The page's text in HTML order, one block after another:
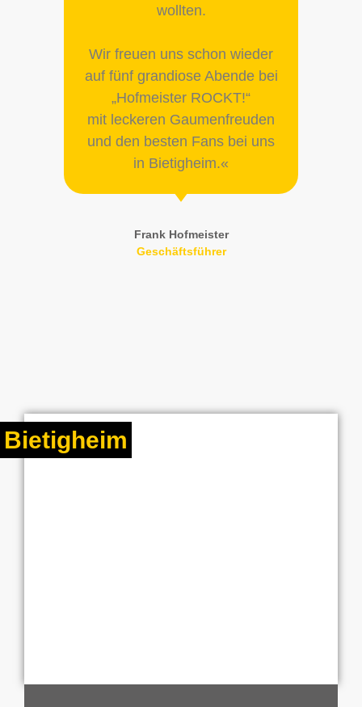
wollten.
Wir freuen uns schon wieder
auf fünf grandiose Abende bei
„Hofmeister ROCKT!“
mit leckeren Gaumenfreuden
und den besten Fans bei uns
in Bietigheim.«
Frank Hofmeister
Geschäftsführer
Bietigheim